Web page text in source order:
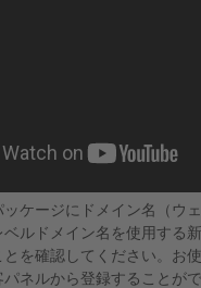
ッケージにドメイン名（ウ
ルドメイン名を使用する
を確認してください。お
パネルから登録することが